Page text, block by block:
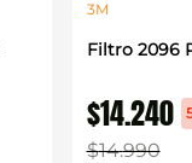
3M
Filtro 2096
$14.240
$14.990